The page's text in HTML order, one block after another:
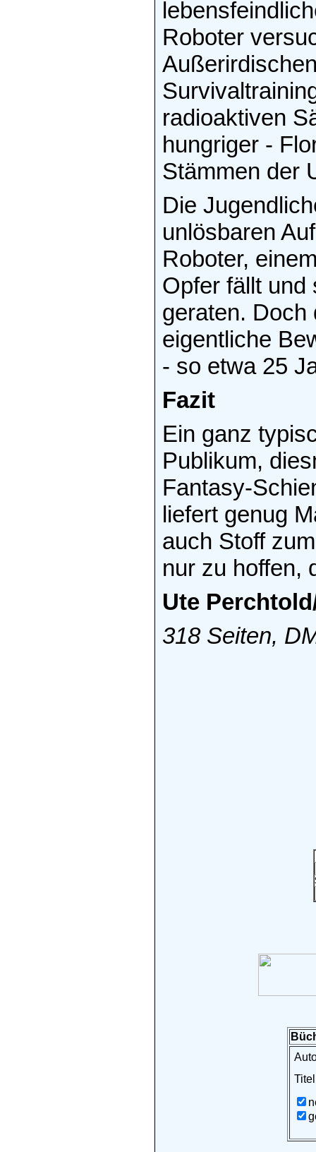
Roboter
radioaktiven
hungriger -
Stämmen der
Die
unlösbaren
Roboter,
Opfer fällt und
geraten. Doch
eigentliche
- so etwa 25
Fazit
Ein ganz
Publikum,
Fantasy-
liefert genug
auch Stoff
nur zu hoffen,
Ute
318 Seiten,